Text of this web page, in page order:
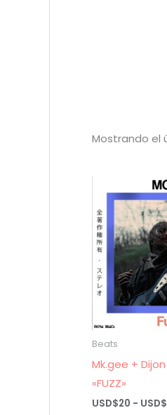
Mostrando el
Beats
Mk.gee +
«FUZZ»
USD$20 - USD$